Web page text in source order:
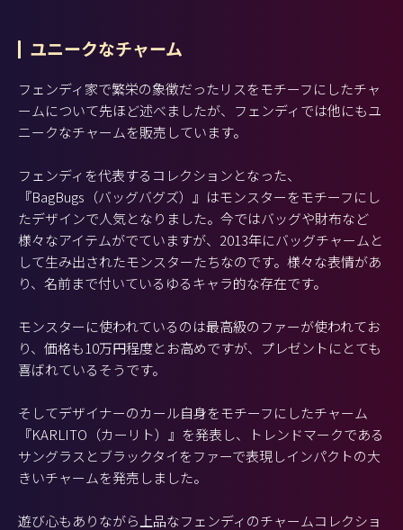
ユニークなチャーム
フェンディ家で繁栄の象徴だったリスをモチーフにしたチャ
ームについて先ほど述べましたが、フェンディでは他にもユ
ニークなチャームを販売しています。
フェンディを代表するコレクションとなった、
『BagBugs（バッグバグズ）』はモンスターをモチーフにし
たデザインで人気となりました。今ではバッグや財布など
様々なアイテムがでていますが、2013年にバッグチャームと
して生み出されたモンスターたちなのです。様々な表情があ
り、名前まで付いているゆるキャラ的な存在です。
モンスターに使われているのは最高級のファーが使われてお
り、価格も10万円程度とお高めですが、プレゼントにとても
喜ばれているそうです。
そしてデザイナーのカール自身をモチーフにしたチャーム
『KARLITO（カーリト）』を発表し、トレンドマークである
サングラスとブラックタイをファーで表現しインパクトの大
きいチャームを発売しました。
遊び心もありながら上品なフェンディのチャームコレクショ